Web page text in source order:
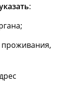
:
проживания,